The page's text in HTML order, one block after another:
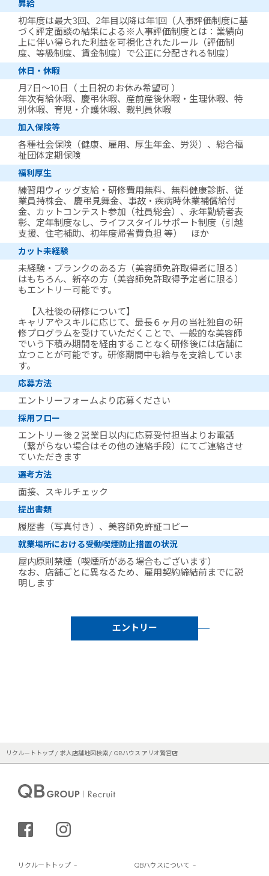
昇給
初年度は最大3回、2年目以降は年1回（人事評価制度に基
づく評定面談の結果による※人事評価制度とは：業績向
上に伴い得られた利益を可視化されたルール（評価制
度、等級制度、賃金制度）で公正に分配される制度）
休日・休暇
月7日～10日（ 土日祝のお休み希望可 ）
年次有給休暇、慶弔休暇、産前産後休暇・生理休暇、特
別休暇、育児・介護休暇、裁判員休暇
加入保険等
各種社会保険（健康、雇用、厚生年金、労災）、総合福
祉団体定期保険
福利厚生
練習用ウィッグ支給・研修費用無料、無料健康診断、従
業員持株会、 慶弔見舞金、事故・疾病時休業補償給付
金、カットコンテスト参加（社員総会）、永年勤続者表
彰、定年制度なし、ライフスタイルサポート制度（引越
支援、住宅補助、初年度帰省費負担 等） ほか
カット未経験
未経験・ブランクのある方（美容師免許取得者に限る）
はもちろん、新卒の方（美容師免許取得予定者に限る）
もエントリー可能です。
【入社後の研修について】
キャリアやスキルに応じて、最長６ヶ月の当社独自の研
修プログラムを受けていただくことで、一般的な美容師
でいう下積み期間を経由することなく研修後には店舗に
立つことが可能です。研修期間中も給与を支給していま
す。
応募方法
エントリーフォームより応募ください
採用フロー
エントリー後２営業日以内に応募受付担当よりお電話
（繋がらない場合はその他の連絡手段）にてご連絡させ
ていただきます
選考方法
面接、スキルチェック
提出書類
履歴書（写真付き）、美容師免許証コピー
就業場所における受動喫煙防止措置の状況
屋内原則禁煙（喫煙所がある場合もございます）
なお、店舗ごとに異なるため、雇用契約締結前までに説
明します
エントリー
リクルートトップ 求人店舗地図検索 QBハウス アリオ鷲宮店
シェアする
リクルートトップ QBハウスについて